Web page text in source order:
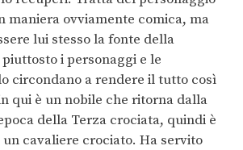
maniera ovviamente comica, ma
lui stesso la fonte della
i personaggi e le
circondano a rendere il tutto così
qui è un nobile che ritorna dalla
della Terza crociata, quindi è
cavaliere crociato. Ha servito